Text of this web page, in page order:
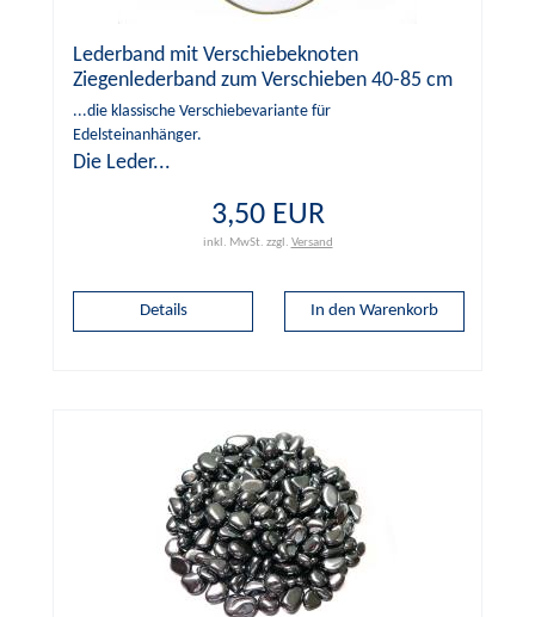
Lederband mit Verschiebeknoten
Ziegenlederband zum Verschieben 40-85 cm
...die klassische Verschiebevariante für
Edelsteinanhänger.
Die Leder...
3,50 EUR
inkl. MwSt. zzgl. Versand
Details